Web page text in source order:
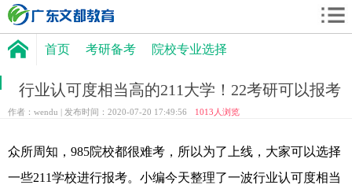
首页 考研备考 院校专业选择
行业认可度相当高的211大学！22考研可以报考
作者：wendu | 发布时间：2020-07-20 17:49:56 1013 人浏览
众所周知，985院校都很难考，所以为了上线，大家可以选择
一些211学校进行报考。小编今天整理了一波行业认可度相当